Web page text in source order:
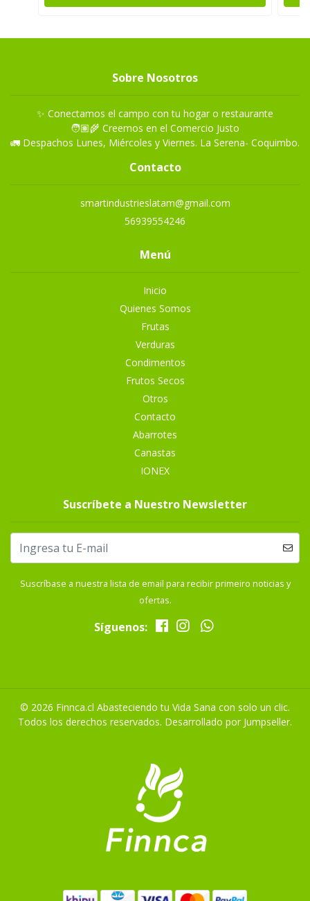
Sobre Nosotros
✨ Conectamos el campo con tu hogar o restaurante
🧑🏽‍🌾 Creemos en el Comercio Justo
🚛 Despachos Lunes, Miércoles y Viernes. La Serena- Coquimbo.
Contacto
smartindustrieslatam@gmail.com
56939554246
Menú
Inicio
Quienes Somos
Frutas
Verduras
Condimentos
Frutos Secos
Otros
Contacto
Abarrotes
Canastas
IONEX
Suscríbete a Nuestro Newsletter
Suscríbase a nuestra lista de email para recibir primeiro noticias y
ofertas.
Síguenos:
© 2026 Finnca.cl Abasteciendo tu Vida Sana con solo un clic.
Todos los derechos reservados. Desarrollado por Jumpseller.